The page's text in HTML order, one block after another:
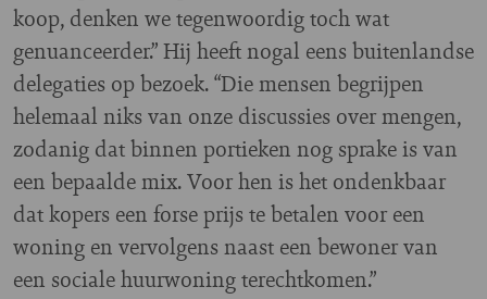
koop, denken we tegenwoordig toch wat
genuanceerder.” Hij heeft nogal eens buitenlandse
delegaties op bezoek. “Die mensen begrijpen
helemaal niks van onze discussies over mengen,
zodanig dat binnen portieken nog sprake is van
een bepaalde mix. Voor hen is het ondenkbaar
dat kopers een forse prijs te betalen voor een
woning en vervolgens naast een bewoner van
een sociale huurwoning terechtkomen.”